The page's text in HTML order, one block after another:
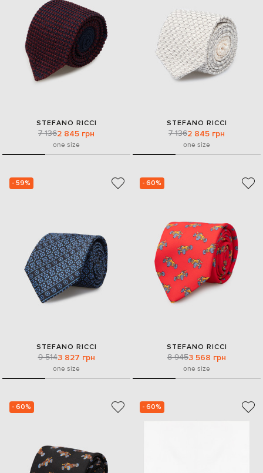
STEFANO RICCI
7 1362 845 грн
one size
STEFANO RICCI
7 1362 845 грн
one size
- 59%
STEFANO RICCI
9 5143 827 грн
one size
- 60%
STEFANO RICCI
8 9453 568 грн
one size
- 60% - 60%